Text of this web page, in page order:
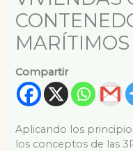
MARÍTIMOS
Compartir
Aplicando los
los conceptos de las